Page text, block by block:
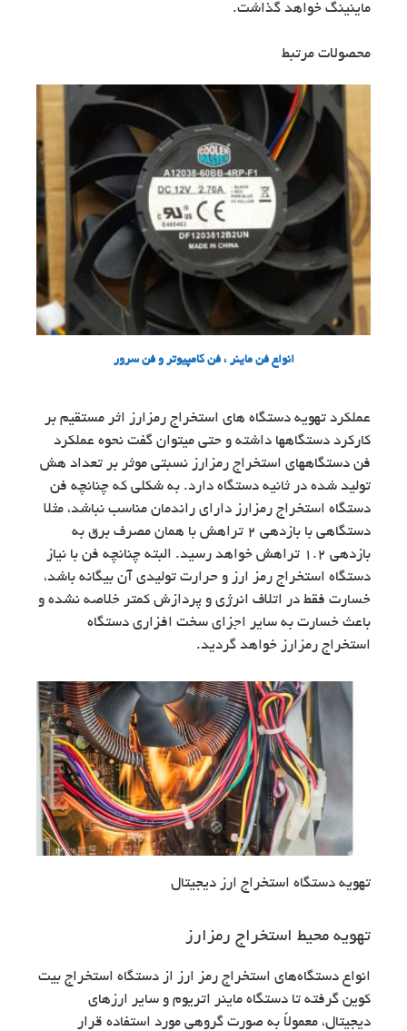
ماینینگ خواهد گذاشت.
محصولات مرتبط
انواع فن ماینر ، فن کامپیوتر و فن سرور
عملکرد تهویه دستگاه های استخراج رمزارز اثر مستقیم بر
کارکرد دستگاهها داشته و حتی میتوان گفت نحوه عملکرد
فن دستگاههای استخراج رمزارز نسبتی موثر بر تعداد هش
تولید شده در ثانیه دستگاه دارد. به شکلی که چنانچه فن
دستگاه استخراج رمزارز دارای راندمان مناسب نباشد، مثلا
دستگاهی با بازدهی 2 تراهش با همان مصرف برق به
بازدهی 1.2 تراهش خواهد رسید. البته چنانچه فن با نیاز
دستگاه استخراج رمز ارز و حرارت تولیدی آن بیگانه باشد،
خسارت فقط در اتلاف انرژی و پردازش کمتر خلاصه نشده و
باعث خسارت به سایر اجزای سخت افزاری دستگاه
استخراج رمزارز خواهد گردید.
تهویه دستگاه استخراج ارز دیجیتال
تهویه محیط استخراج رمزارز
انواع دستگاه‌های استخراج رمز ارز از دستگاه استخراج بیت
کوین گرفته تا دستگاه ماینر اتریوم و سایر ارزهای
دیجیتال، معمولاً به صورت گروهی مورد استفاده قرار